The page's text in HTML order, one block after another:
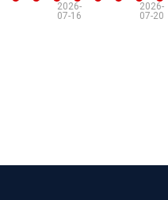
2026-
07-16
2026-
07-20